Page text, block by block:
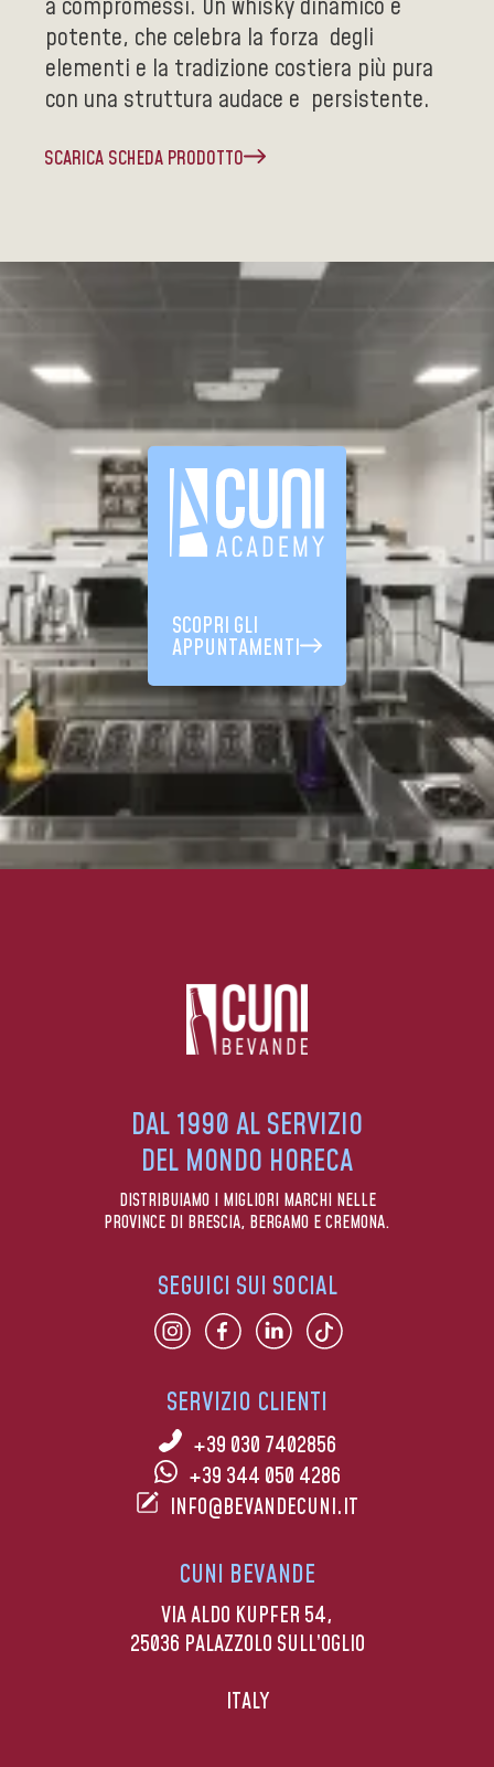
a compromessi. Un whisky dinamico e
potente, che celebra la forza degli
elementi e la tradizione costiera più pura
con una struttura audace e persistente.
SCARICA SCHEDA PRODOTTO
SCOPRI GLI
APPUNTAMENTI
DAL 1990 AL SERVIZIO
DEL MONDO HORECA
DISTRIBUIAMO I MIGLIORI MARCHI NELLE
PROVINCE DI BRESCIA, BERGAMO E CREMONA.
SERVIZIO CLIENTI
+39 030 7402856
+39 344 050 4286
INFO@BEVANDECUNI.IT
CUNI BEVANDE
VIA ALDO KUPFER 54,
25036 PALAZZOLO SULL’OGLIO
ITALY
SEGUICI SUI SOCIAL